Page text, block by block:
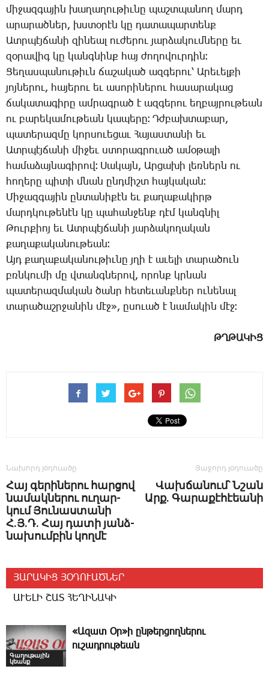
մի­ջազ­գա­յին խա­ղա­ղու­թիւ­նը պաշտ­պա­նող մարդ
ա­րա­րած­ներ, խստօ­րէն կը դա­տա­պար­տենք
Ատր­պէյ­ճա­նի զի­նեալ ու­ժե­րու յար­ձա­կում­նե­րը եւ
զօ­րա­վիգ կը կանգ­նինք հայ ժո­ղո­վուր­դին։
­Ցե­ղաս­պա­նու­թիւն ճա­շա­կած ազ­գե­րու՝ Ա­րե­ւել­քի
յոյ­նե­րու, հա­յե­րու եւ ա­սո­րի­նե­րու հա­սա­րա­կաց
ճա­կա­տա­գի­րը ամ­րագ­րած է ազ­գե­րու եղ­բայ­րու­թեան
ու բա­րե­կա­մու­թեան կա­պե­րը։ Դժ­բախ­տա­բար,
պա­տե­րազ­մը կոր­սո­ւե­ցաւ ­Հա­յաս­տա­նի եւ
Ատր­պէյ­ճա­նի մի­ջեւ ստո­րագ­րո­ւած ա­մօ­թա­լի
հա­մա­ձայ­նա­գի­րով։ ­Սա­կայն, Ար­ցա­խի լեռ­ներն ու
հո­ղե­րը պի­տի մնան ընդ­միշտ հայ­կա­կան։
­Մի­ջազ­գա­յին ըն­տա­նի­քէն եւ քա­ղա­քա­կիրթ
մարդ­կու­թե­նէն կը պա­հան­ջենք դէմ կանգ­նիլ
­Թուր­քիոյ եւ Ատր­պէյ­ճա­նի յար­ձա­կո­ղա­կան
քա­ղա­քա­կա­նու­թեան։
Այդ քա­ղա­քա­կա­նու­թիւ­նը յղի է ա­ւե­լի տա­րա­ծուն
բռնկու­մի մը վտանգ­նե­րով, ո­րոնք կրնան
պա­տե­րազ­մա­կան ծանր հե­տե­ւանք­ներ ու­նե­նալ
տա­րա­ծաշր­ջա­նին մէջ», ը­սո­ւած է նա­մա­կին մէջ։
ԹՂԹԱԿԻՑ
Նախորդ յօդուածը
­
Հայ գե­րի­նե­րու հար­ցով
նա­մակ­նե­րու ու­ղար­
կում ­Յու­նաս­տա­նի
Հ.Յ.Դ. ­Հայ դա­տի յանձ­
նա­խում­բին կող­մէ
Յաջորդ յօդուածը
Վախճանում՝ Նշան
Արք. Գարաքէհէեանի
ՅԱՐԱԿԻՑ ՅՕԴՈՒԱԾՆԵՐ
ԱՒԵԼԻ ՇԱՏ ՀԵՂԻՆԱԿԻ
Գաղութային
կեանք
«Ազատ Օր»ի ընթերցողներու
ուշադրութեան